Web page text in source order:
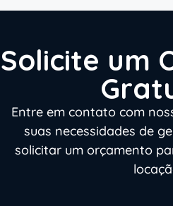
Solicite um
Entre em contato com
suas necessidades de
solicitar um orçamento